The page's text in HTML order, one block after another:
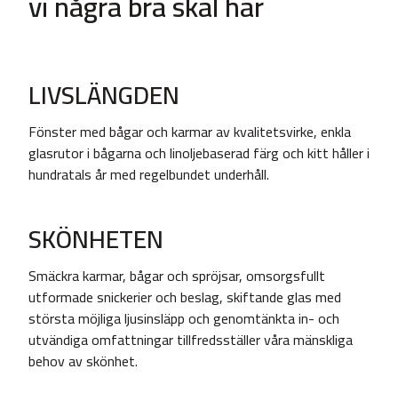
LIVSLÄNGDEN
Fönster med bågar och karmar av kvalitetsvirke, enkla
glasrutor i bågarna och linoljebaserad färg och kitt håller i
hundratals år med regelbundet underhåll.
SKÖNHETEN
Smäckra karmar, bågar och spröjsar, omsorgsfullt
utformade snickerier och beslag, skiftande glas med
största möjliga ljusinsläpp och genomtänkta in- och
utvändiga omfattningar tillfredsställer våra mänskliga
behov av skönhet.